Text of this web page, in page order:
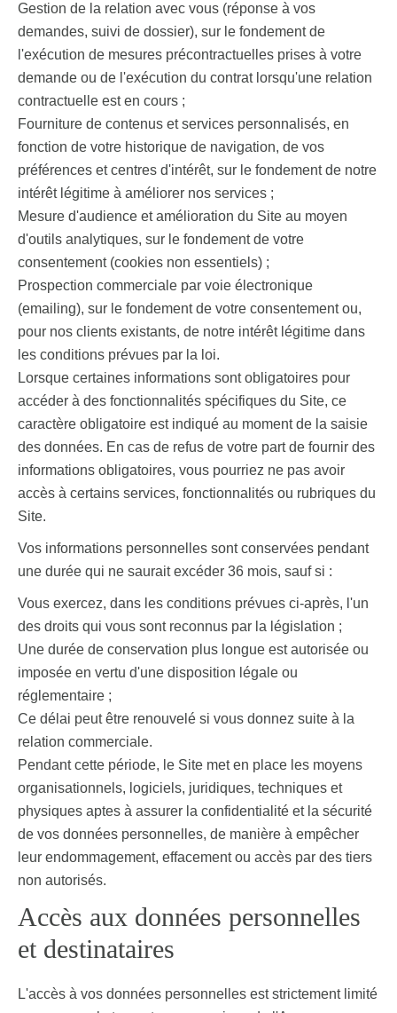
Gestion de la relation avec vous (réponse à vos
demandes, suivi de dossier), sur le fondement de
l'exécution de mesures précontractuelles prises à votre
demande ou de l'exécution du contrat lorsqu'une relation
contractuelle est en cours ;
Fourniture de contenus et services personnalisés, en
fonction de votre historique de navigation, de vos
préférences et centres d'intérêt, sur le fondement de notre
intérêt légitime à améliorer nos services ;
Mesure d'audience et amélioration du Site au moyen
d'outils analytiques, sur le fondement de votre
consentement (cookies non essentiels) ;
Prospection commerciale par voie électronique
(emailing), sur le fondement de votre consentement ou,
pour nos clients existants, de notre intérêt légitime dans
les conditions prévues par la loi.
Lorsque certaines informations sont obligatoires pour
accéder à des fonctionnalités spécifiques du Site, ce
caractère obligatoire est indiqué au moment de la saisie
des données. En cas de refus de votre part de fournir des
informations obligatoires, vous pourriez ne pas avoir
accès à certains services, fonctionnalités ou rubriques du
Site.
Vos informations personnelles sont conservées pendant
une durée qui ne saurait excéder 36 mois, sauf si :
Vous exercez, dans les conditions prévues ci-après, l'un
des droits qui vous sont reconnus par la législation ;
Une durée de conservation plus longue est autorisée ou
imposée en vertu d'une disposition légale ou
réglementaire ;
Ce délai peut être renouvelé si vous donnez suite à la
relation commerciale.
Pendant cette période, le Site met en place les moyens
organisationnels, logiciels, juridiques, techniques et
physiques aptes à assurer la confidentialité et la sécurité
de vos données personnelles, de manière à empêcher
leur endommagement, effacement ou accès par des tiers
non autorisés.
Accès aux données personnelles
et destinataires
L'accès à vos données personnelles est strictement limité